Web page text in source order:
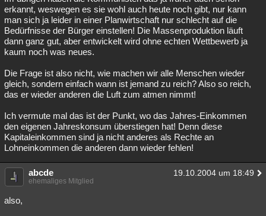
erkannt, weswegen es sie wohl auch heute noch gibt, nur kann
man sich ja leider in einer Planwirtschaft nur schlecht auf die
Bedürfnisse der Bürger einstellen! Die Massenproduktion läuft
dann ganz gut, aber entwickelt wird ohne echten Wettbewerb ja
kaum noch was neues.
Die Frage ist also nicht, wie machen wir alle Menschen wieder
gleich, sondern einfach wann ist jemand zu reich? Also so reich,
das er wieder anderen die Luft zum atmen nimmt!
Ich vermute mal das ist der Punkt, wo das Jahres-Einkommen
den eigenen Jahreskonsum überstiegen hat! Denn diese
Kapitaleinkommen sind ja nicht anderes als Rechte an
Lohneinkommen die anderen dann wieder fehlen!
abcde 19.10.2004 um 18:49
ehemaliges Mitglied
also,